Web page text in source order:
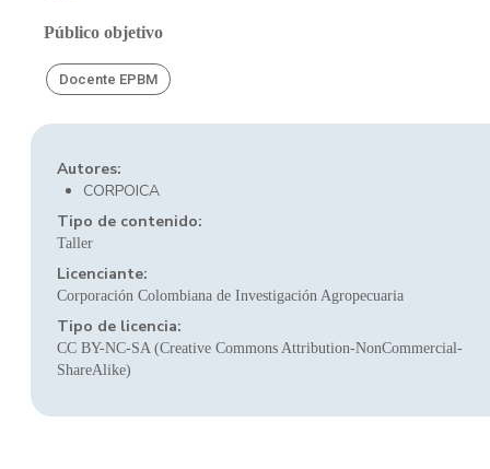
Público objetivo
Docente EPBM
Autores:
CORPOICA
Tipo de contenido:
Taller
Licenciante:
Corporación Colombiana de Investigación Agropecuaria
Tipo de licencia:
CC BY-NC-SA (Creative Commons Attribution-NonCommercial-
ShareAlike)